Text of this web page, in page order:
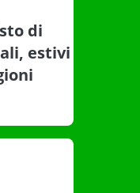
di
estivi